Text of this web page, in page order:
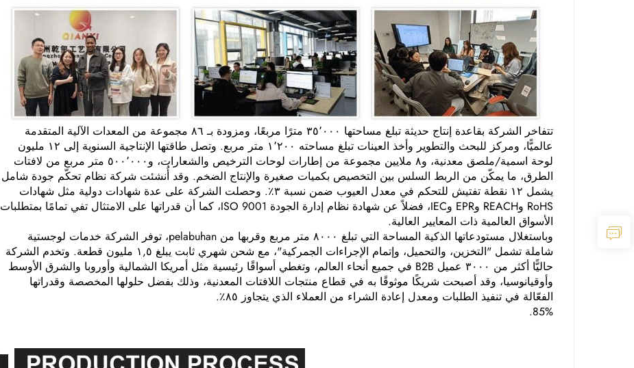
تتفاخر الشركة بقاعدة إنتاج حديثة تبلغ مساحتها ٣٥٬٠٠٠ مترًا مربعًا، ومزودة بـ ٨٦ مجموعة من المعدات الآلية المتقدمة
عالميًّا، ومركز للبحث والتطوير وأخذ العينات تبلغ مساحته ١٬٢٠٠ متر مربع. وتصل طاقتها الإنتاجية السنوية إلى ١٢ مليون
لوحة اسمية/ملصق معدنية، و٨ ملايين مجموعة من إطارات لوحات الترخيص والشعارات، و٥٠٠٬٠٠٠ متر مربع من لافتات
الطرق، ما يمكّن من الربط السلس بين التخصيص بكميات صغيرة والإنتاج الضخم. وقد أُنشئت شركة نظام تحكّم جودة شامل
يشمل ١٢ نقطة تفتيش للتحكم في معدل العيوب ضمن نسبة ٣٪. وحصلت الشركة على عدة شهادات دولية مثل شهادات
RoHS وREACH وEPR وIEC، فضلاً عن شهادة نظام إدارة الجودة ISO 9001، كما أن قدراتها على الامتثال تفي تمامًا بمتطلبات
الأسواق العالمية ذات المعايير العالية.
وباستغلال مستودعاتها الذكية المساحة التي تبلغ ٨٠٠٠ متر مربع وقربها من pelabuhan، توفر الشركة خدمات لوجستية
شاملة تشمل "التخزين، والتحميل، وإتمام الإجراءات الجمركية"، مع شحن شهري ثابت يبلغ ١,٥ مليون قطعة. وتخدم الشركة
حاليًّا أكثر من ٣٠٠٠ عميل B2B في جميع أنحاء العالم، وتغطي أسواقًا رئيسية مثل أمريكا الشمالية وأوروبا والشرق الأوسط
وأوقيانوسيا، وقد أصبحت شريكًا موثوقًا به في قطاع منتجات اللافتات المعدنية، وذلك بفضل حلولها المخصصة وقدراتها
الفعّالة في تنفيذ الطلبات ومعدل إعادة الشراء من العملاء الذي يتجاوز ٨٥٪.
85%.